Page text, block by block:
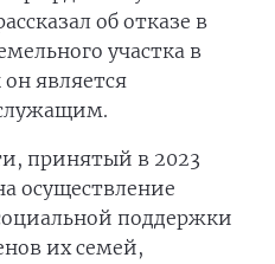
об отказе в
участка в
он является
принятый в 2023
осуществление
поддержки
их семей,